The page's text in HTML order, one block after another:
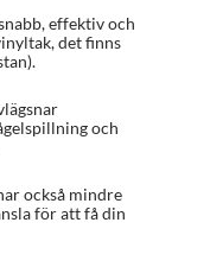
effektiv och
det finns
och
också mindre
för att få din